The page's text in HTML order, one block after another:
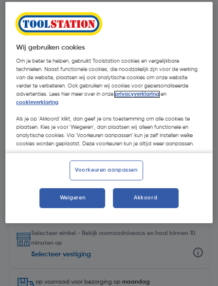
€ 20,14| Excl. btw € 16,64
Kies productvariant(1)
Selecteer winkel - Bekijk voorraadniveaus en haal binnen 10
minuten op
Selecteer vestiging
op voorraad voor bezorging op maandag
Wij gebruiken cookies
Om je beter te helpen, gebruikt Toolstation cookies en vergelijkbare
technieken. Naast functionele cookies, die noodzakelijk zijn voor de werking
van de website, plaatsen wij ook analytische cookies om onze website
verder te verbeteren. Ook gebruiken wij cookies voor gepersonaliseerde
advertenties. Lees hier meer over in onzeprivacyverklaring en
cookieverklaring
Als je op 'Akkoord' klikt, dan geef je ons toestemming om alle cookies te
plaatsen. Kies je voor 'Weigeren', dan plaatsen wij alleen functionele en
analytische cookies. Via 'Voorkeuren aanpassen' kun je zelf instellen welke
cookies worden geplaatst. Deze voorkeuren kun je altijd weer aanpassen.
Voorkeuren aanpassen
Weigeren Akkoord